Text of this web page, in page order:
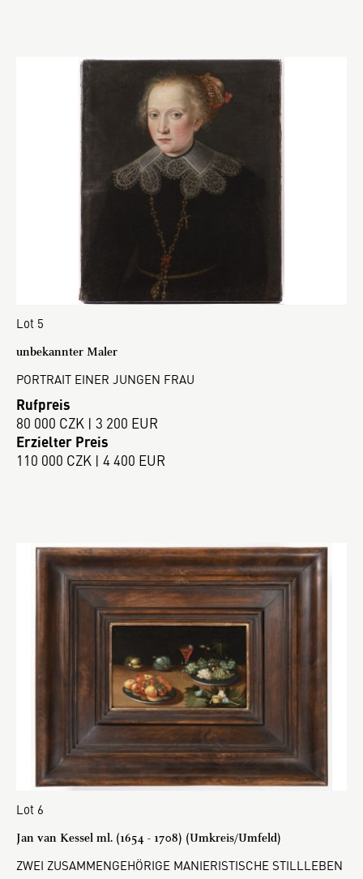
Lot 5
unbekannter Maler
PORTRAIT EINER JUNGEN FRAU
Rufpreis
80 000 CZK | 3 200 EUR
Erzielter Preis
110 000 CZK | 4 400 EUR
Lot 6
Jan van Kessel ml. (1654 - 1708) (Umkreis/Umfeld)
ZWEI ZUSAMMENGEHÖRIGE MANIERISTISCHE STILLLEBEN